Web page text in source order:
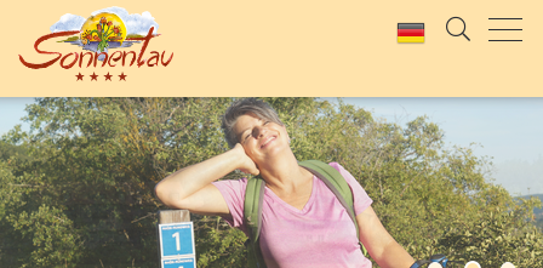
Jetzt anfragen & buchen
UNSER KLASSIKER
SOMMERLAUNE
2 Tage Rhöner Kulinarik, Wellness und Bewegung
Jetzt anfragen & buchen